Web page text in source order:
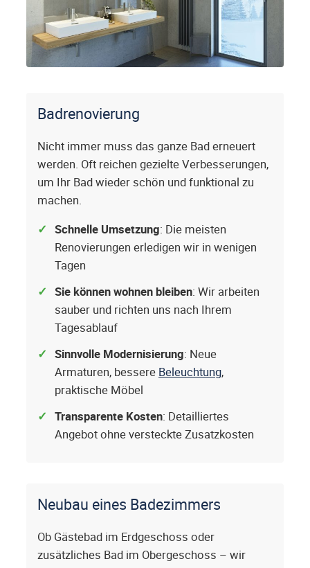
Badrenovierung
Nicht immer muss das ganze Bad erneuert
werden. Oft reichen gezielte Verbesserungen,
um Ihr Bad wieder schön und funktional zu
machen.
Schnelle Umsetzung: Die meisten
Renovierungen erledigen wir in wenigen
Tagen
Sie können wohnen bleiben: Wir arbeiten
sauber und richten uns nach Ihrem
Tagesablauf
Sinnvolle Modernisierung: Neue
Armaturen, bessere Beleuchtung,
praktische Möbel
Transparente Kosten: Detailliertes
Angebot ohne versteckte Zusatzkosten
Neubau eines Badezimmers
Ob Gästebad im Erdgeschoss oder
zusätzliches Bad im Obergeschoss – wir